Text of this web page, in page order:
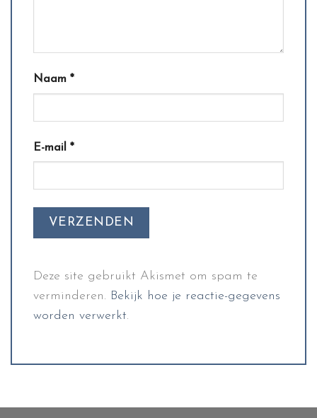
Naam *
E-mail *
Deze site gebruikt Akismet om spam te
verminderen. Bekijk hoe je reactie-gegevens
worden verwerkt.